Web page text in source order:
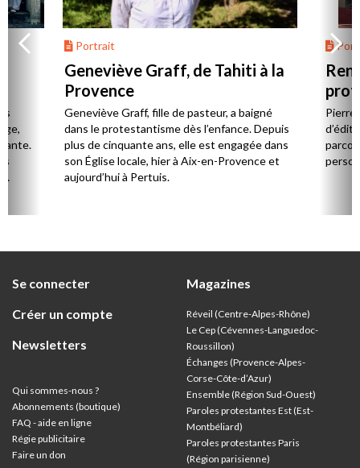
Portrait
Geneviève Graff, de Tahiti à la
Provence
Geneviève Graff, fille de pasteur, a baigné
dans le protestantisme dès l’enfance. Depuis
plus de cinquante ans, elle est engagée dans
son Église locale, hier à Aix-en-Provence et
aujourd’hui à Pertuis.
Se connecter
Créer un compte
Newsletters
Qui sommes-nous ?
Abonnements (boutique)
FAQ - aide en ligne
Régie publicitaire
Faire un don
Magazines
Réveil (Centre-Alpes-Rhône)
Le Cep (Cévennes-Languedoc-
Roussillon)
Échanges (Provence-Alpes-
Corse-Côte-d’Azur)
Ensemble (Région Sud-Ouest)
Paroles protestantes Est (Est-
Montbéliard)
Paroles protestantes Paris
(Région parisienne)